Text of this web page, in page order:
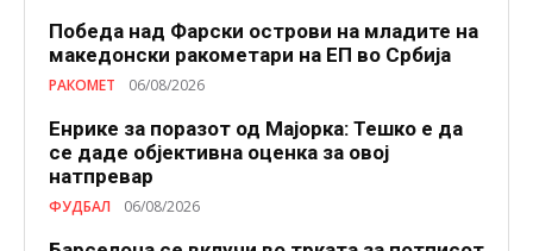
Победа над Фарски острови на младите на
македонски ракометари на ЕП во Србија
РАКОМЕТ 06/08/2026
Енрике за поразот од Мајорка: Тешко е да
се даде објективна оценка за овој
натпревар
ФУДБАЛ 06/08/2026